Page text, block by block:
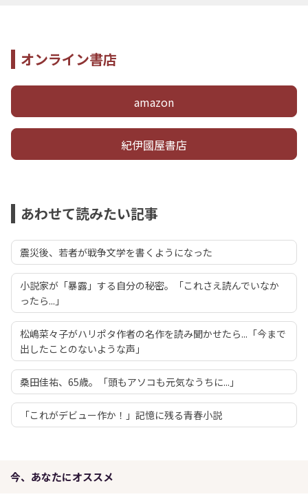
オンライン書店
amazon
紀伊國屋書店
あわせて読みたい記事
震災後、若者が戦争文学を書くようになった
小説家が「暴露」する自分の秘密。「これさえ読んでいなか
ったら...」
松嶋菜々子がハリポタ作者の名作を読み聞かせたら...「今まで
出したことのないような声」
桑田佳祐、65歳。「頭もアソコも元気なうちに...」
「これがデビュー作か！」記憶に残る青春小説
今、あなたにオススメ